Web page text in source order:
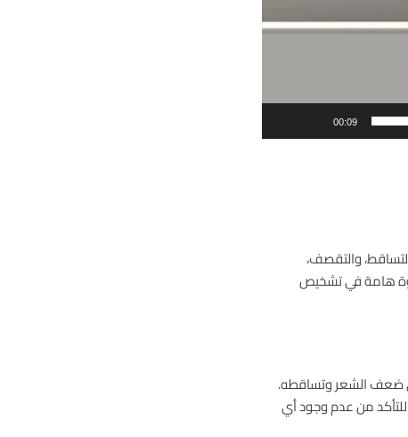
00:09
والتقصف،
هامة في تشخيص
ضعف الشعر وتساقطه.
من عدم وجود أي